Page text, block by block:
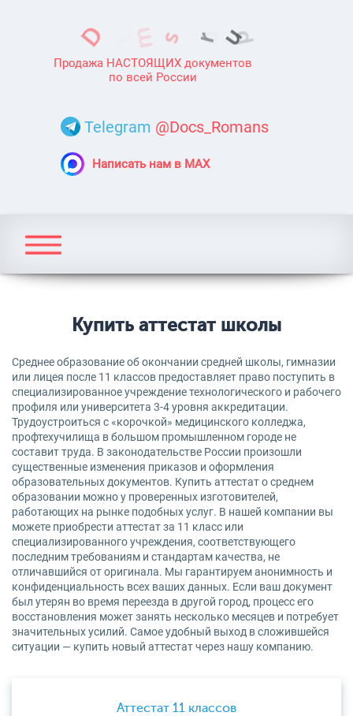
Продажа НАСТОЯЩИХ документов
по всей России
Telegram @Docs_Romans
Написать нам в MAX
Купить аттестат школы
Среднее образование об окончании средней школы, гимназии
или лицея после 11 классов предоставляет право поступить в
специализированное учреждение технологического и рабочего
профиля или университета 3-4 уровня аккредитации.
Трудоустроиться с «корочкой» медицинского колледжа,
профтехучилища в большом промышленном городе не
составит труда. В законодательстве России произошли
существенные изменения приказов и оформления
образовательных документов. Купить аттестат о среднем
образовании можно у проверенных изготовителей,
работающих на рынке подобных услуг. В нашей компании вы
можете приобрести аттестат за 11 класс или
специализированного учреждения, соответствующего
последним требованиям и стандартам качества, не
отличавшийся от оригинала. Мы гарантируем анонимность и
конфиденциальность всех ваших данных. Если ваш документ
был утерян во время переезда в другой город, процесс его
восстановления может занять несколько месяцев и потребует
значительных усилий. Самое удобный выход в сложившейся
ситуации — купить новый аттестат через нашу компанию.
Аттестат 11 классов